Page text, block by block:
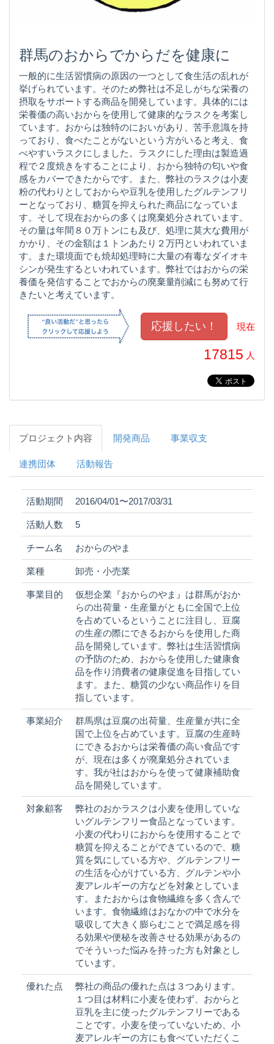
群馬のおからでからだを健康に
一般的に生活習慣病の原因の一つとして食生活の乱れが
挙げられています。そのため弊社は不足しがちな栄養の
摂取をサポートする商品を開発しています。具体的には
栄養価の高いおからを使用して健康的なラスクを考案し
ています。おからは独特のにおいがあり、苦手意識を持
っており、食べたことがないという方がいると考え、食
べやすいラスクにしました。ラスクにした理由は製造過
程で２度焼きをすることにより、おから独特の匂いや食
感をカバーできたからです。また、弊社のラスクは小麦
粉の代わりとしておからや豆乳を使用したグルテンフリ
ーとなっており、糖質を抑えられた商品になっていま
す。そして現在おからの多くは廃棄処分されています。
その量は年間８０万トンにも及び、処理に莫大な費用が
かかり、その金額は１トンあたり２万円といわれていま
す。また環境面でも焼却処理時に大量の有毒なダイオキ
シンが発生するといわれています。弊社ではおからの栄
養価を発信することでおからの廃棄量削減にも努めて行
きたいと考えています。
現在
17815 人
プロジェクト内容 開発商品 事業収支
連携団体 活動報告
活動期間 2016/04/01〜2017/03/31
活動人数 5
チーム名 おからのやま
業種 卸売・小売業
事業目的
仮想企業『おからのやま』は群馬がおか
らの出荷量・生産量がともに全国で上位
を占めているということに注目し、豆腐
の生産の際にできるおからを使用した商
品を開発しています。弊社は生活習慣病
の予防のため、おからを使用した健康食
品を作り消費者の健康促進を目指してい
ます。また、糖質の少ない商品作りを目
指しています。
事業紹介
群馬県は豆腐の出荷量、生産量が共に全
国で上位を占めています。豆腐の生産時
にできるおからは栄養価の高い食品です
が、現在は多くが廃棄処分されていま
す。我が社はおからを使って健康補助食
品を開発しています。
対象顧客
弊社のおかラスクは小麦を使用していな
いグルテンフリー食品となっています。
小麦の代わりにおからを使用することで
糖質を抑えることができているので、糖
質を気にしている方や、グルテンフリー
の生活を心がけている方、グルテンや小
麦アレルギーの方などを対象としていま
す。またおからは食物繊維を多く含んで
います。食物繊維はおなかの中で水分を
吸収して大きく膨らむことで満足感を得
る効果や便秘を改善させる効果があるの
でそういった悩みを持った方も対象とし
ています。
優れた点
弊社の商品の優れた点は３つあります。
１つ目は材料に小麦を使わず、おからと
豆乳を主に使ったグルテンフリーである
ことです。小麦を使っていないため、小
麦アレルギーの方にも食べていただくこ